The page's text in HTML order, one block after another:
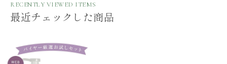
RECENTLY VIEWED ITEMS
最近チェックした商品